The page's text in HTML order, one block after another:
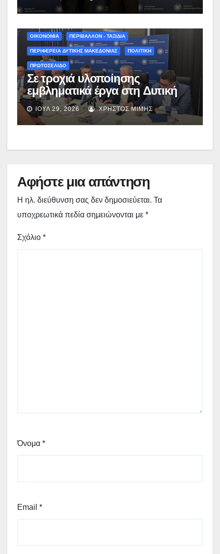
Γρεβενά μετά από συζήτηση με
τον Αναπληρωτή Υπουργό
Εθνικής Οικονομίας και
Οικονομικών, Νίκο Παπαθανάση
ΟΙΚΟΝΟΜΙΑ ΠΕΡΙΒΑΛΛΟΝ - ΤΑΞΙΔΙΑ
ΠΕΡΙΦΕΡΕΙΑ ΔΥΤΙΚΗΣ ΜΑΚΕΔΟΝΙΑΣ ΠΟΛΙΤΙΚΗ
ΠΡΩΤΟΣΕΛΙΔΟ
Σε τροχιά υλοποίησης
εμβληματικά έργα στη Δυτική
Μακεδονία: Ο απολογισμός του
Γιώργου Αμανατίδη μετά την
κυβερνητική περιοδεία –
ΙΟΎΛ 29, 2026 ΧΡΉΣΤΟΣ ΜΊΜΗΣ
Αφήστε μια απάντηση
Η ηλ. διεύθυνση σας δεν δημοσιεύεται. Τα
υποχρεωτικά πεδία σημειώνονται με *
Σχόλιο *
Όνομα *
Email *